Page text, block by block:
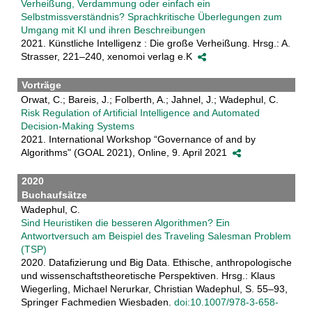
Verheißung, Verdammung oder einfach ein
Selbstmissverständnis? Sprachkritische Überlegungen zum
Umgang mit KI und ihren Beschreibungen
2021. Künstliche Intelligenz : Die große Verheißung. Hrsg.: A.
Strasser, 221–240, xenomoi verlag e.K
Vorträge
Orwat, C.; Bareis, J.; Folberth, A.; Jahnel, J.; Wadephul, C.
Risk Regulation of Artificial Intelligence and Automated
Decision-Making Systems
2021. International Workshop “Governance of and by
Algorithms" (GOAL 2021), Online, 9. April 2021
2020
Buchaufsätze
Wadephul, C.
Sind Heuristiken die besseren Algorithmen? Ein
Antwortversuch am Beispiel des Traveling Salesman Problem
(TSP)
2020. Datafizierung und Big Data. Ethische, anthropologische
und wissenschaftstheoretische Perspektiven. Hrsg.: Klaus
Wiegerling, Michael Nerurkar, Christian Wadephul, S. 55–93,
Springer Fachmedien Wiesbaden. doi:10.1007/978-3-658-